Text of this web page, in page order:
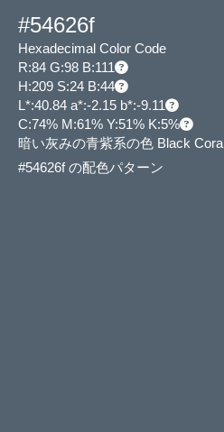
#54626f
Hexadecimal Color Code
R:84 G:98 B:111
H:209 S:24 B:44
L*:40.84 a*:-2.15 b*:-9.11
C:74% M:61% Y:51% K:5%
暗い灰みの青紫系の色 Black Coral
#54626f の配色パターン